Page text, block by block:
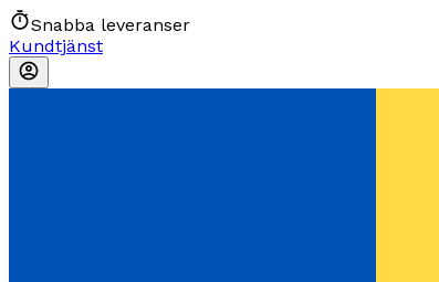
Snabba leveranser
Kundtjänst